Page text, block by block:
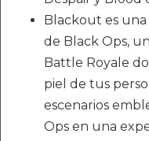
Blackout es
de Black Ops,
Battle Royale
piel de tus
escenarios
Ops en una